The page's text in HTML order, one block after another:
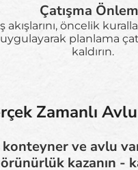
Çatışma
akışlarını, öncelik
uygulayarak planlama
kaldırın.
Zamanlı
ve avlu
kazanın -